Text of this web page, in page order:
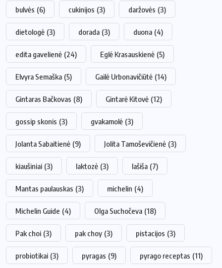
bulvės (6) cukinijos (3) daržovės (3)
dietologė (3) dorada (3) duona (4)
edita gavelienė (24) Eglė Krasauskienė (5)
Elvyra Semaška (5) Gailė Urbonavičiūtė (14)
Gintaras Bačkovas (8) Gintarė Kitovė (12)
gossip skonis (3) gvakamolė (3)
Jolanta Sabaitienė (9) Jolita Tamoševičienė (3)
kiaušiniai (3) laktozė (3) lašiša (7)
Mantas paulauskas (3) michelin (4)
Michelin Guide (4) Olga Suchočeva (18)
Pak choi (3) pak choy (3) pistacijos (3)
probiotikai (3) pyragas (9) pyrago receptas (11)